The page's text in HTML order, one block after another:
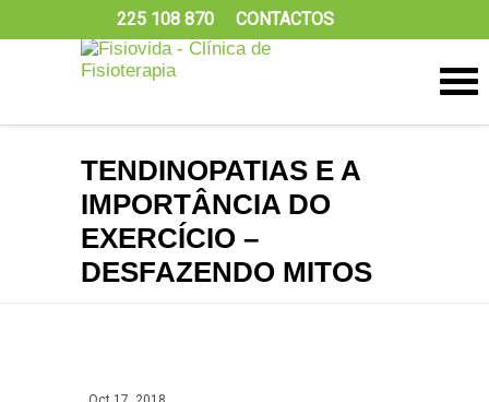
225 108 870 CONTACTOS
TENDINOPATIAS E A
IMPORTÂNCIA DO
EXERCÍCIO –
DESFAZENDO MITOS